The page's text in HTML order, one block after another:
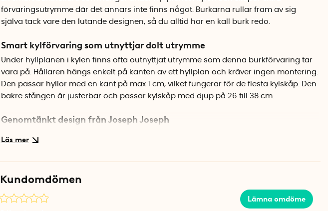
förvaringsutrymme där det annars inte finns något. Burkarna rullar fram av sig
själva tack vare den lutande designen, så du alltid har en kall burk redo.
Smart kylförvaring som utnyttjar dolt utrymme
Under hyllplanen i kylen finns ofta outnyttjat utrymme som denna burkförvaring tar
vara på. Hållaren hängs enkelt på kanten av ett hyllplan och kräver ingen montering.
Den passar hyllor med en kant på max 1 cm, vilket fungerar för de flesta kylskåp. Den
bakre stången är justerbar och passar kylskåp med djup på 26 till 38 cm.
Genomtänkt design från Joseph Joseph
att du snabbt ser hur många burkar som finns kvar.
Specifikationer
Kundomdömen
Lämna omdöme